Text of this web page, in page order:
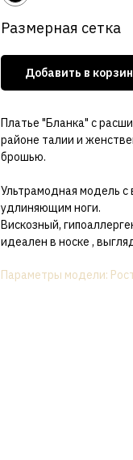
Размерная сетка
Добавить в
Платье "Бланка" с
районе талии и
брошью.
Ультрамодная модель с
удлиняющим ноги.
Вискозный,
идеален в носке ,
Параметры модели: